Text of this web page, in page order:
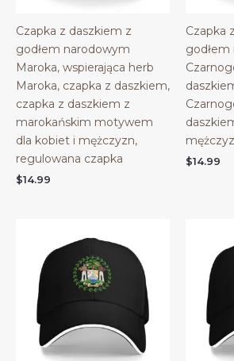
Czapka z daszkiem z
godłem narodowym
Maroka, wspierająca herb
Maroka, czapka z daszkiem,
czapka z daszkiem z
marokańskim motywem
dla kobiet i mężczyzn,
regulowana czapka
$14.99
Czapka
$14.99